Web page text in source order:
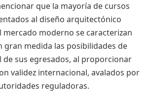
que la mayoría de cursos
al diseño arquitectónico
mercado moderno se caracterizan
gran medida las posibilidades de
de sus egresados, al proporcionar
validez internacional, avalados por
reguladoras.